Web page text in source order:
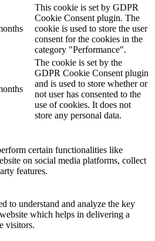
This cookie is set by GDPR
Cookie Consent plugin. The
cookie is used to store the user
consent for the cookies in the
category "Performance".
The cookie is set by the
GDPR Cookie Consent plugin
and is used to store whether or
not user has consented to the
use of cookies. It does not
store any personal data.
certain functionalities like
on social media platforms, collect
features.
to understand and analyze the key
which helps in delivering a
visitors.